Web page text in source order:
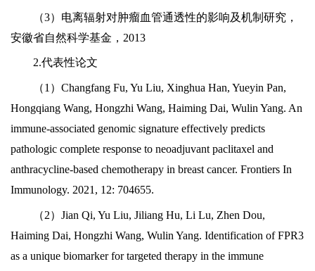
（3）电离辐射对肿瘤血管通透性的影响及机制研究，
安徽省自然科学基金，2013
2.代表性论文
（1）Changfang Fu, Yu Liu, Xinghua Han, Yueyin Pan,
Hongqiang Wang, Hongzhi Wang, Haiming Dai, Wulin Yang. An
immune-associated genomic signature effectively predicts
pathologic complete response to neoadjuvant paclitaxel and
anthracycline-based chemotherapy in breast cancer. Frontiers In
Immunology. 2021, 12: 704655.
（2）Jian Qi, Yu Liu, Jiliang Hu, Li Lu, Zhen Dou,
Haiming Dai, Hongzhi Wang, Wulin Yang. Identification of FPR3
as a unique biomarker for targeted therapy in the immune